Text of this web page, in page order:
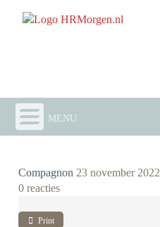
menu
Compagnon 23 november 2022
0 reacties
Print